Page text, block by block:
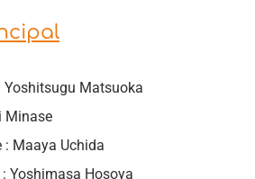
Yoshitsugu Matsuoka
Minase
: Maaya Uchida
Yoshimasa Hosoya